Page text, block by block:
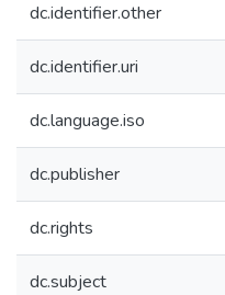
dc.identifier.other
dc.identifier.uri
dc.language.iso
dc.publisher
dc.rights
dc.subject